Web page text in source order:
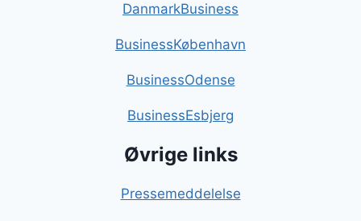
DanmarkBusiness
BusinessKøbenhavn
BusinessOdense
BusinessEsbjerg
Øvrige links
Pressemeddelelse